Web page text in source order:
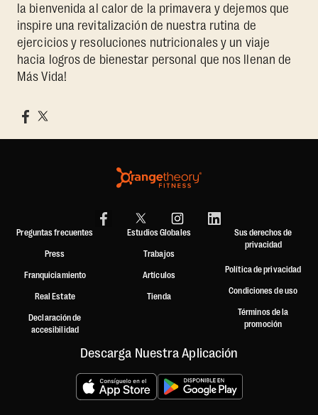
la bienvenida al calor de la primavera y dejemos que
inspire una revitalización de nuestra rutina de
ejercicios y resoluciones nutricionales y un viaje
hacia logros de bienestar personal que nos llenan de
Más Vida!
Preguntas frecuentes
Press
Franquiciamiento
Real Estate
Declaración de
accesibilidad
Estudios Globales
Trabajos
Artículos
Tienda
Sus derechos de
privacidad
Política de privacidad
Condiciones de uso
Términos de la
promoción
Descarga Nuestra Aplicación